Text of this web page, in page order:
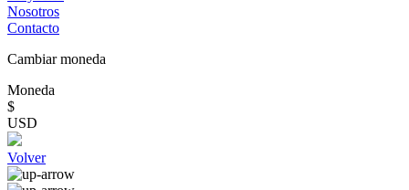
Nosotros
Contacto
Cambiar moneda
Moneda
$
USD
Volver